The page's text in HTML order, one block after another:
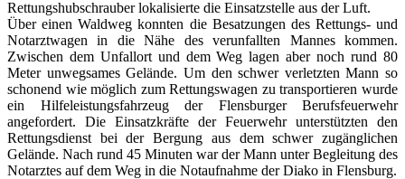
Rettungshubschrauber lokalisierte die Einsatzstelle aus der Luft.
Über einen Waldweg konnten die Besatzungen des Rettungs- und
Notarztwagen in die Nähe des verunfallten Mannes kommen.
Zwischen dem Unfallort und dem Weg lagen aber noch rund 80
Meter unwegsames Gelände. Um den schwer verletzten Mann so
schonend wie möglich zum Rettungswagen zu transportieren wurde
ein Hilfeleistungsfahrzeug der Flensburger Berufsfeuerwehr
angefordert. Die Einsatzkräfte der Feuerwehr unterstützten den
Rettungsdienst bei der Bergung aus dem schwer zugänglichen
Gelände. Nach rund 45 Minuten war der Mann unter Begleitung des
Notarztes auf dem Weg in die Notaufnahme der Diako in Flensburg.